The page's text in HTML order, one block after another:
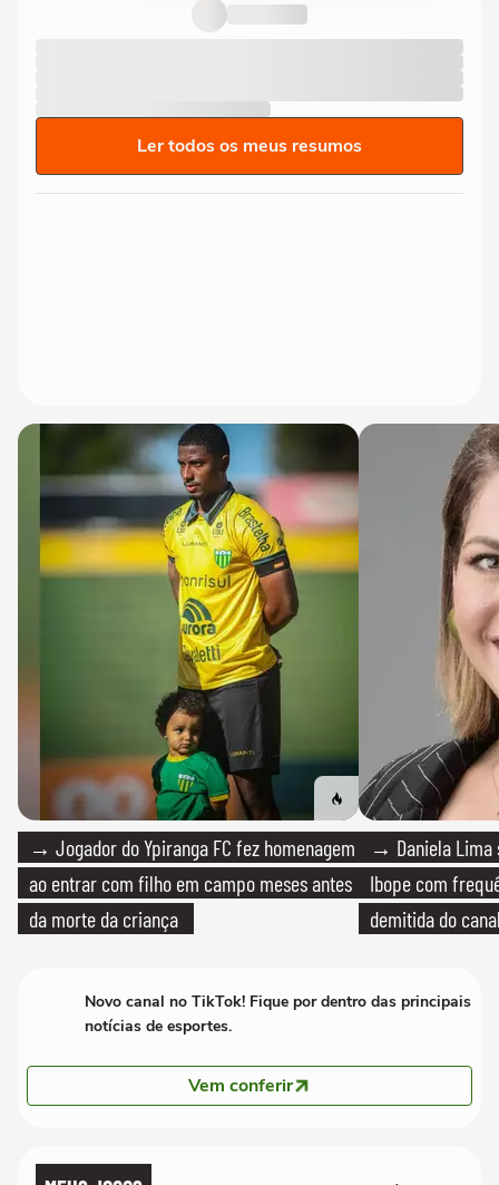
Ler todos os meus resumos
→ Jogador do Ypiranga FC fez homenagem
ao entrar com filho em campo meses antes
da morte da criança
→ Daniela Lima
Ibope com
demitida do
Novo canal no TikTok! Fique por dentro das principais
notícias de esportes.
Vem conferir